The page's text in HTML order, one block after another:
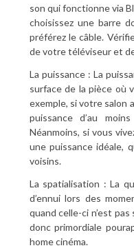
son qui fonctionne via
choisissez une barre
préférez le câble.
de votre téléviseur et
La puissance : La
surface de la pièce où
exemple, si votre salon
puissance d’au
Néanmoins, si vous
une puissance idéale,
voisins.
La spatialisation : La
d’ennui lors des
quand celle-ci n’est
donc primordiale
home cinéma.